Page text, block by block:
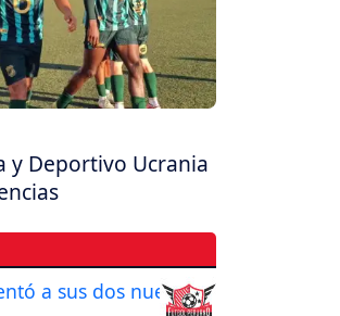
y Deportivo Ucrania